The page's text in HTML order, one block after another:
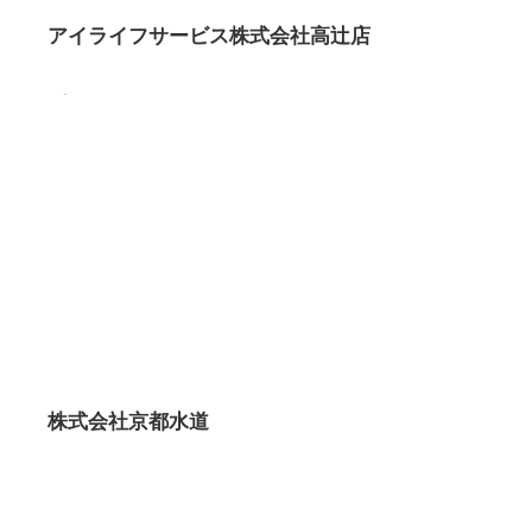
アイライフサービス株式会社高辻店
株式会社京都水道